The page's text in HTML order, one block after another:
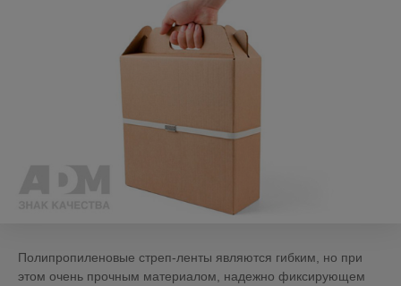
Полипропиленовые стреп-ленты являются гибким, но при
этом очень прочным материалом, надежно фиксирующем